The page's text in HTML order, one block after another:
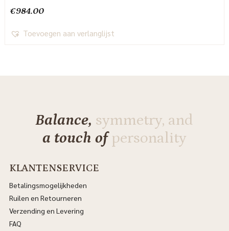
€984.00
Toevoegen aan verlanglijst
Balance, symmetry, and
a touch ofpersonality
KLANTENSERVICE
Betalingsmogelijkheden
Ruilen en Retourneren
Verzending en Levering
FAQ